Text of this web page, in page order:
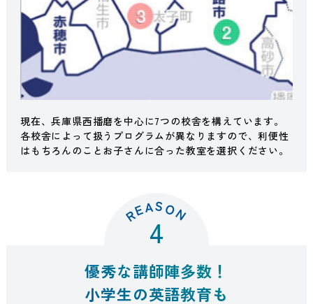
現在、兵庫県西播磨を中心に7つの校舎を構えています。
各校舎によって扱うプログラムが異なりますので、利便性
はもちろんのことお子さんに合った教室を選択ください。
REASON
4
優秀な講師陣多数！
小学生の英語教育も